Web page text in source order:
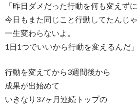
「昨日ダメだった行動を何も変えずに
今日もまた同じこと行動してたんじゃ
一生変わらないよ。
1日1つでいいから行動を変えるんだ」
行動を変えてから3週間後から
成果が出始めて
いきなり37ヶ月連続トップの